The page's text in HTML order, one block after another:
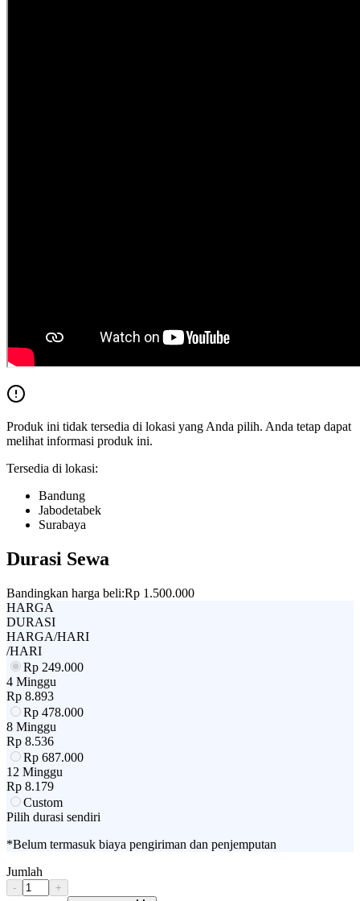
Produk ini tidak tersedia di lokasi yang Anda pilih. Anda tetap dapat
melihat informasi produk ini.
Tersedia di lokasi:
Bandung
Jabodetabek
Surabaya
Durasi Sewa
Bandingkan harga beli:Rp 1.500.000
HARGA
DURASI
HARGA/HARI
/HARI
Rp 249.000
4 Minggu
Rp 8.893
Rp 478.000
8 Minggu
Rp 8.536
Rp 687.000
12 Minggu
Rp 8.179
Custom
Pilih durasi sendiri
*Belum termasuk biaya pengiriman dan penjemputan
Jumlah
- +